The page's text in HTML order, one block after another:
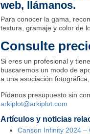
web, llámanos.
Para conocer la gama,
textura, gramaje y color de
Consulte
Si eres un profesional y
buscaremos un modo de
a una asociación
Pídanos presupuesto sin
arkiplot@arkiplot.com
Artículos y noticias
Canson Infinity 2024 –